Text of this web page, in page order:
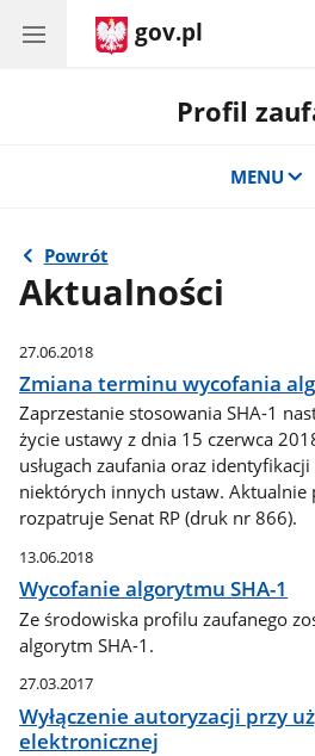
gov.pl
Profil
MENU
Powrót
Aktualności
27.06.2018
Zmiana terminu wycofania
Zaprzestanie stosowania SHA-1
życie ustawy z dnia 15 czerwca
usługach zaufania oraz
niektórych innych ustaw.
rozpatruje Senat RP (druk nr 866).
13.06.2018
Wycofanie algorytmu SHA-1
Ze środowiska profilu zaufanego
algorytm SHA-1.
27.03.2017
Wyłączenie autoryzacji przy
elektronicznej